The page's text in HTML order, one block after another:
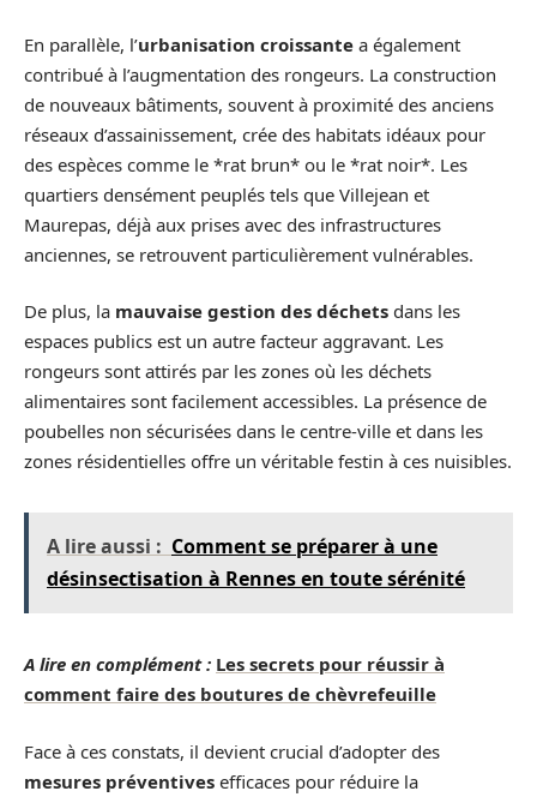
En parallèle, l’urbanisation croissante a également
contribué à l’augmentation des rongeurs. La construction
de nouveaux bâtiments, souvent à proximité des anciens
réseaux d’assainissement, crée des habitats idéaux pour
des espèces comme le *rat brun* ou le *rat noir*. Les
quartiers densément peuplés tels que Villejean et
Maurepas, déjà aux prises avec des infrastructures
anciennes, se retrouvent particulièrement vulnérables.
De plus, la mauvaise gestion des déchets dans les
espaces publics est un autre facteur aggravant. Les
rongeurs sont attirés par les zones où les déchets
alimentaires sont facilement accessibles. La présence de
poubelles non sécurisées dans le centre-ville et dans les
zones résidentielles offre un véritable festin à ces nuisibles.
A lire aussi : Comment se préparer à une
désinsectisation à Rennes en toute sérénité
A lire en complément : Les secrets pour réussir à
comment faire des boutures de chèvrefeuille
Face à ces constats, il devient crucial d’adopter des
mesures préventives efficaces pour réduire la